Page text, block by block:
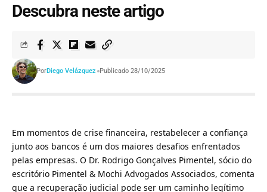
Descubra neste artigo
PorDiego Velázquez Publicado 28/10/2025
Em momentos de crise financeira, restabelecer a confiança
junto aos bancos é um dos maiores desafios enfrentados
pelas empresas. O Dr. Rodrigo Gonçalves Pimentel, sócio do
escritório Pimentel & Mochi Advogados Associados, comenta
que a recuperação judicial pode ser um caminho legítimo